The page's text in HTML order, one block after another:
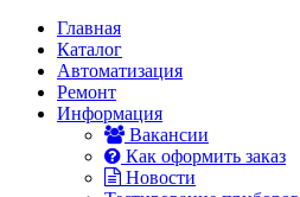
Главная
Каталог
Автоматизация
Ремонт
Информация
Вакансии
Как оформить заказ
Новости